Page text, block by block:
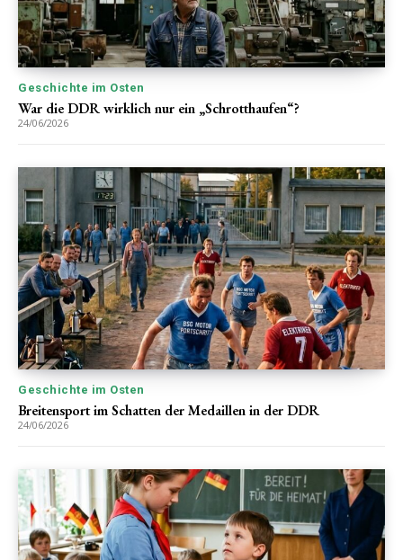
Geschichte im Osten
War die DDR wirklich nur ein „Schrotthaufen“?
24/06/2026
Geschichte im Osten
Breitensport im Schatten der Medaillen in der DDR
24/06/2026